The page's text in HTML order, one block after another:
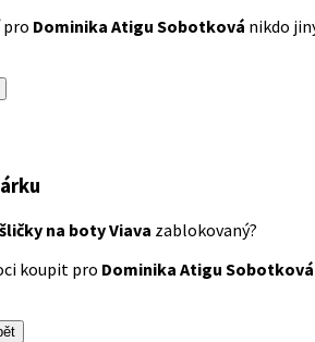
pro Dominika Atigu Sobotková nikdo
na boty Viava zablokovaný?
koupit pro Dominika Atigu Sobotková